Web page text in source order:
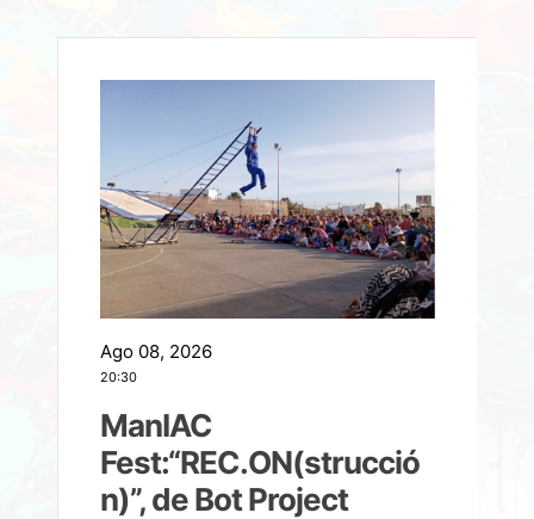
Ago 08, 2026
20:30
ManIAC
Fest:“REC.ON(strucció
n)”, de Bot Project